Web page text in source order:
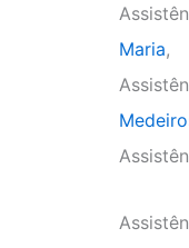
Maria,